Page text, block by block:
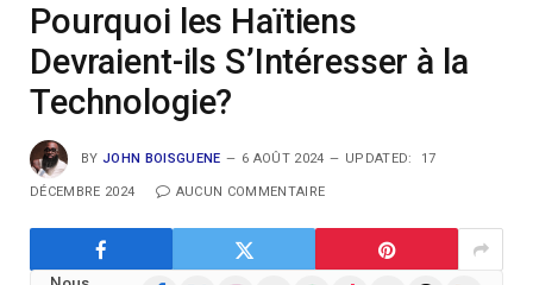
Pourquoi les Haïtiens
Devraient-ils S’Intéresser à la
Technologie?
BY JOHN BOISGUENE 6 AOÛT 2024 UPDATED: 17
DÉCEMBRE 2024 AUCUN COMMENTAIRE